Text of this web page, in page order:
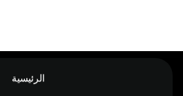
الرئيسية